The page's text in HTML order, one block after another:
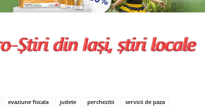
evaziune fiscala judete perchezitii servicii de paza